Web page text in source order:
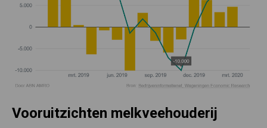
Vooruitzichten melkveehouderij